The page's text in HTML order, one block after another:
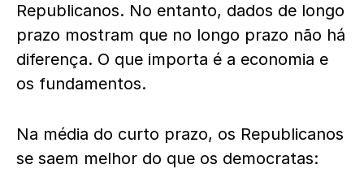
Republicanos. No entanto, dados de longo
prazo mostram que no longo prazo não há
diferença. O que importa é a economia e
os fundamentos.
Na média do curto prazo, os Republicanos
se saem melhor do que os democratas: